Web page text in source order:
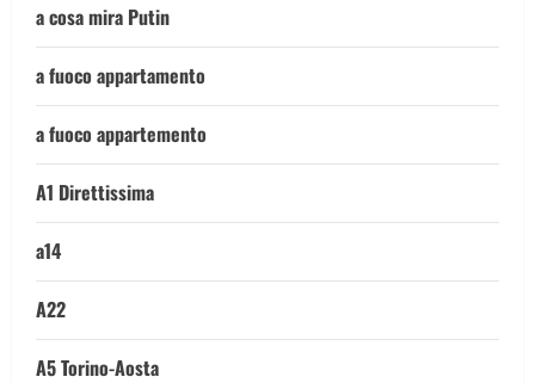
a cosa mira Putin
a fuoco appartamento
a fuoco appartemento
A1 Direttissima
a14
A22
A5 Torino-Aosta